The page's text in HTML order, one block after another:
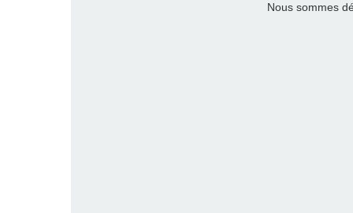
Nous sommes